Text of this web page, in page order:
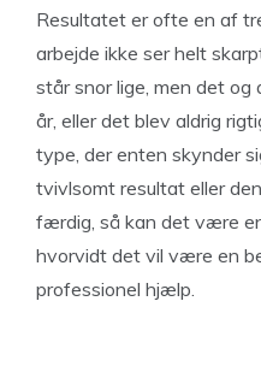
Resultatet er ofte en af
arbejde ikke ser helt
står snor lige, men det og
år, eller det blev aldrig
type, der enten skynder
tvivlsomt resultat eller
færdig, så kan det være
hvorvidt det vil være en
professionel hjælp.